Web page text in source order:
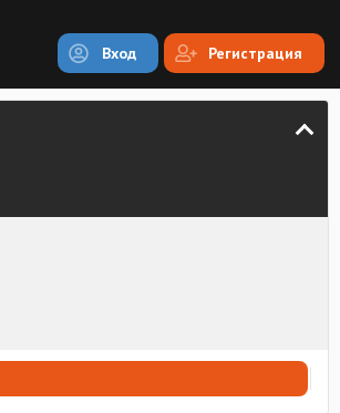
Вход Регистрация